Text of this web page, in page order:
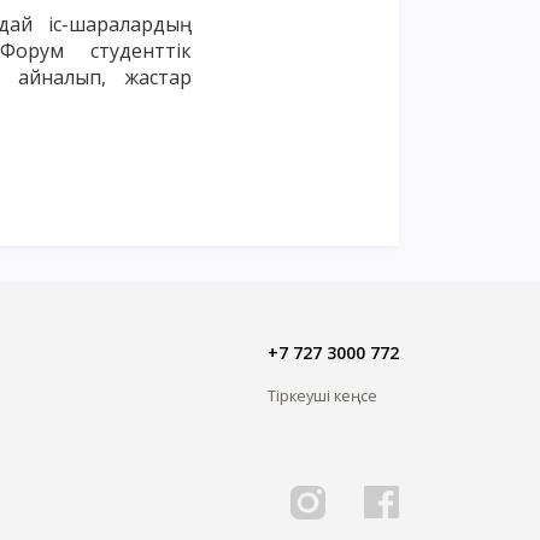
іс-шаралардың
студенттік
айналып, жастар
+7 727 3000 772
Тіркеуші кеңсе